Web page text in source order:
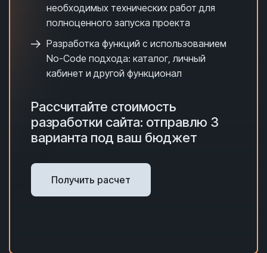
необходимых технических работ для
полноценного запуска проекта
Разработка функций с использованием
No-Code подхода: каталог, личный
кабинет и другой функционал
Рассчитайте стоимость
разработки сайта: отправлю 3
варианта под ваш бюджет
Получить расчет